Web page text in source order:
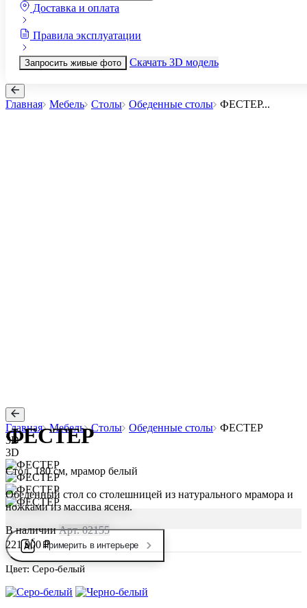
Доставка и оплата
Правила эксплуатации
Запросить живые фото Скачать 3D модель
Главная Мебель Столы Обеденные столы ФЕСТЕР...
Главная Мебель Столы Обеденные столы ФЕСТЕР
3D
3D
Примерить в интерьере
ФЕСТЕР
Стол, 180 см, мрамор белый
Обеденный стол со столешницей из натурального мрамора и
ножками из массива ясеня.
В наличии Арт. 02155
221 900 ₽
Цвет: Серо-белый